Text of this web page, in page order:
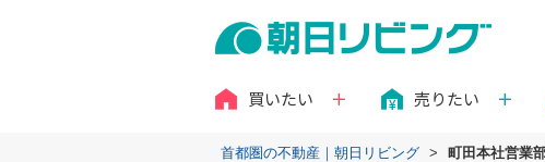
買いたい 売りたい
首都圏の不動産｜朝日リビング > 町田本社営業